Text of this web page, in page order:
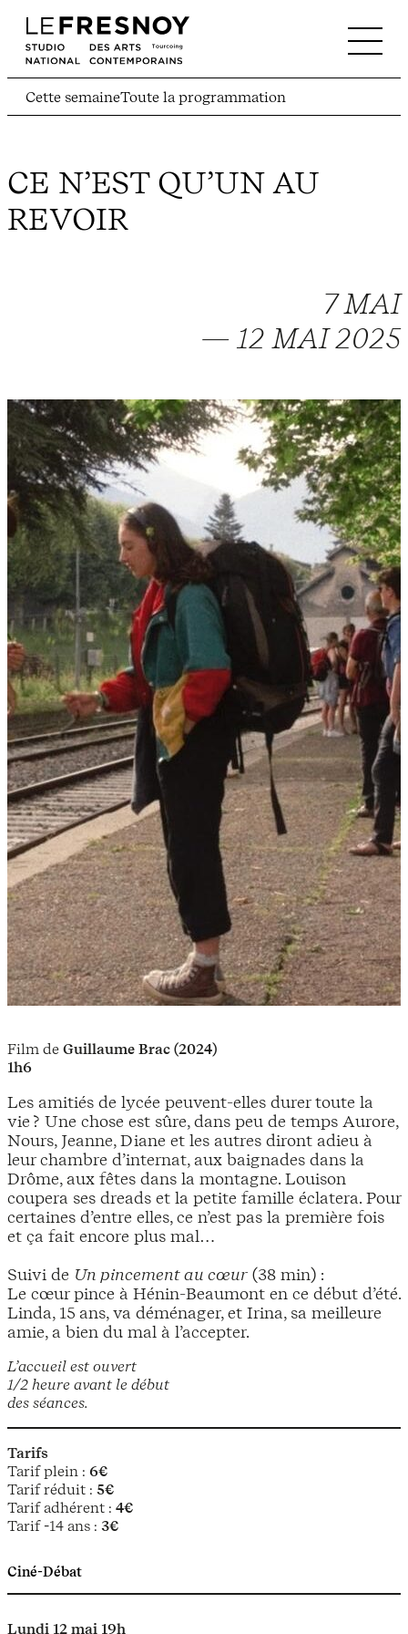
Cette semaineToute la programmation
CE N’EST QU’UN AU
REVOIR
7 MAI
— 12 MAI 2025
L’accueil est ouvert
1/2 heure avant le début
des séances.
Tarifs
Tarif plein : 6€
Tarif réduit : 5€
Tarif adhérent : 4€
Tarif -14 ans : 3€
Film de Guillaume Brac (2024)
1h6
Les amitiés de lycée peuvent-elles durer toute la
vie ? Une chose est sûre, dans peu de temps Aurore,
Nours, Jeanne, Diane et les autres diront adieu à
leur chambre d’internat, aux baignades dans la
Drôme, aux fêtes dans la montagne. Louison
coupera ses dreads et la petite famille éclatera. Pour
certaines d’entre elles, ce n’est pas la première fois
et ça fait encore plus mal…
Suivi de Un pincement au cœur (38 min) :
Le cœur pince à Hénin-Beaumont en ce début d’été.
Linda, 15 ans, va déménager, et Irina, sa meilleure
amie, a bien du mal à l’accepter.
Ciné-Débat
Lundi 12 mai 19h